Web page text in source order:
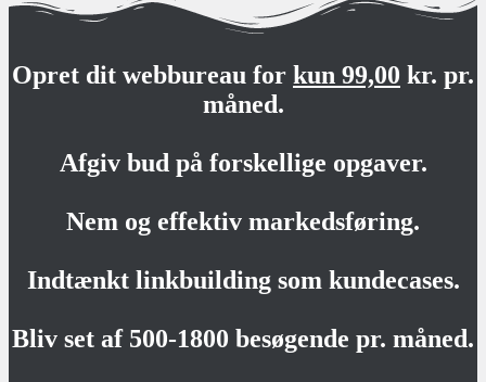
Opret dit webbureau for kun 99,00 kr. pr.
måned.
Afgiv bud på forskellige opgaver.
Nem og effektiv markedsføring.
Indtænkt linkbuilding som kundecases.
Bliv set af 500-1800 besøgende pr. måned.